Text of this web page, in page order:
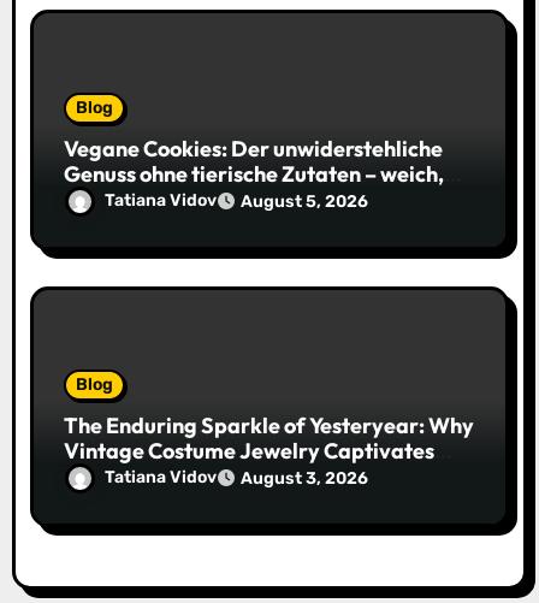
Blog
Vegane Cookies: Der unwiderstehliche
Genuss ohne tierische Zutaten – weich,
saftig und voller Geschmack
Tatiana Vidov August 5, 2026
Blog
The Enduring Sparkle of Yesteryear: Why
Vintage Costume Jewelry Captivates
Collectors and Style Icons Alike
Tatiana Vidov August 3, 2026